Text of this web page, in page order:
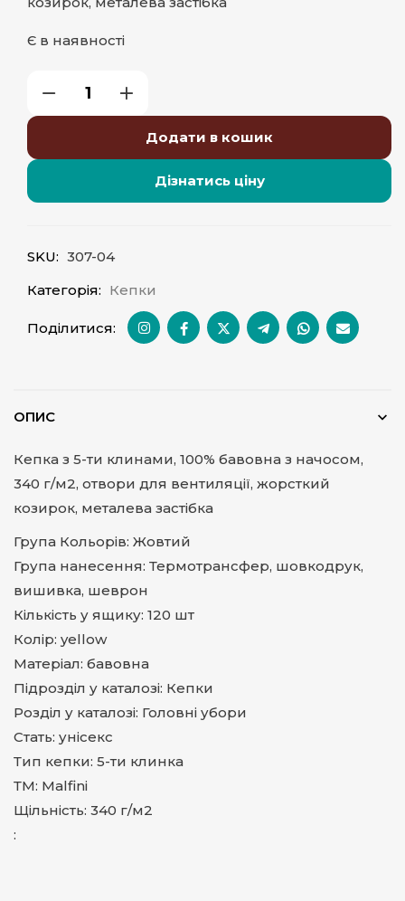
Є в наявності
Додати в кошик
Дізнатись ціну
SKU: 307-04
Категорія: Кепки
Поділитися:
ОПИС
Кепка з 5-ти клинами, 100% бавовна з начосом,
340 г/м2, отвори для вентиляції, жорсткий
козирок, металева застібка
Група Кольорів: Жовтий
Група нанесення: Термотрансфер, шовкодрук,
вишивка, шеврон
Кількість у ящику: 120 шт
Колір: yellow
Матеріал: бавовна
Підрозділ у каталозі: Кепки
Розділ у каталозі: Головні убори
Стать: унісекс
Тип кепки: 5-ти клинка
ТМ: Malfini
Щільність: 340 г/м2
: